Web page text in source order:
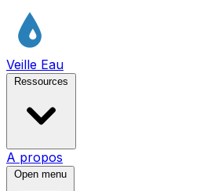
Veille Eau
Ressources
A propos
Open menu